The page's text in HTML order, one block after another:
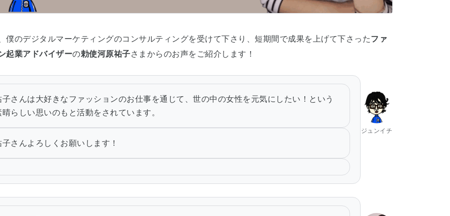
僕のデジタルマーケティングのコンサルティングを受けて下さり、短期間で成果を上げて下さったファ
起業アドバイザーの勅使河原祐子さまからのお声をご紹介します！
子さんは大好きなファッションのお仕事を通じて、世の中の女性を元気にしたい！という
晴らしい思いのもと活動をされています。
子さんよろしくお願いします！
ジュンイチ